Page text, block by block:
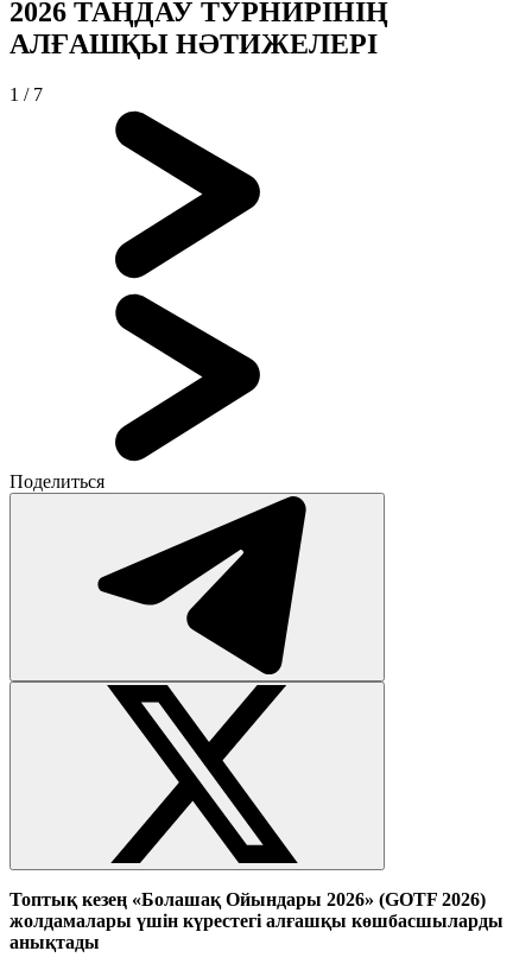
2026 ТАҢДАУ ТУРНИРІНІҢ
АЛҒАШҚЫ НӘТИЖЕЛЕРІ
1 / 7
Поделиться
Топтық кезең «Болашақ Ойындары 2026» (GOTF 2026)
жолдамалары үшін күрестегі алғашқы көшбасшыларды
анықтады